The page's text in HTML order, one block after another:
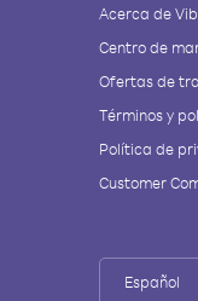
Acerca de
Centro de
Ofertas de
Términos y
Política de
Customer
Español